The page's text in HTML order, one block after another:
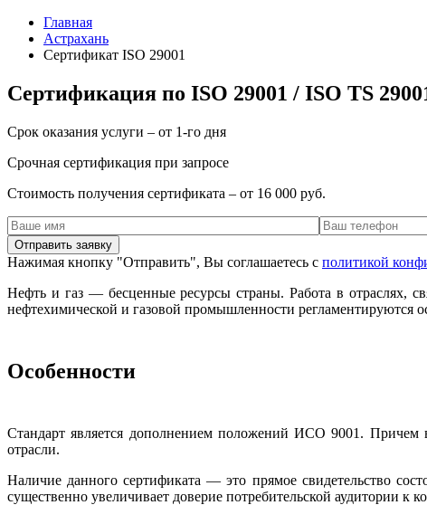
Главная
Астрахань
Сертификат ISO 29001
Сертификация по ISO 29001 / ISO TS
Срок оказания услуги – от 1-го дня
Срочная сертификация при запросе
Стоимость получения сертификата – от 16 000 руб.
Нажимая кнопку "Отправить", Вы соглашаетесь с политикой
Нефть и газ — бесценные ресурсы страны. Работа в отраслях,
нефтехимической и газовой промышленности регламентируются
Особенности
Стандарт является дополнением положений ИСО 9001. Причем
отрасли.
Наличие данного сертификата — это прямое свидетельство
существенно увеличивает доверие потребительской аудитории